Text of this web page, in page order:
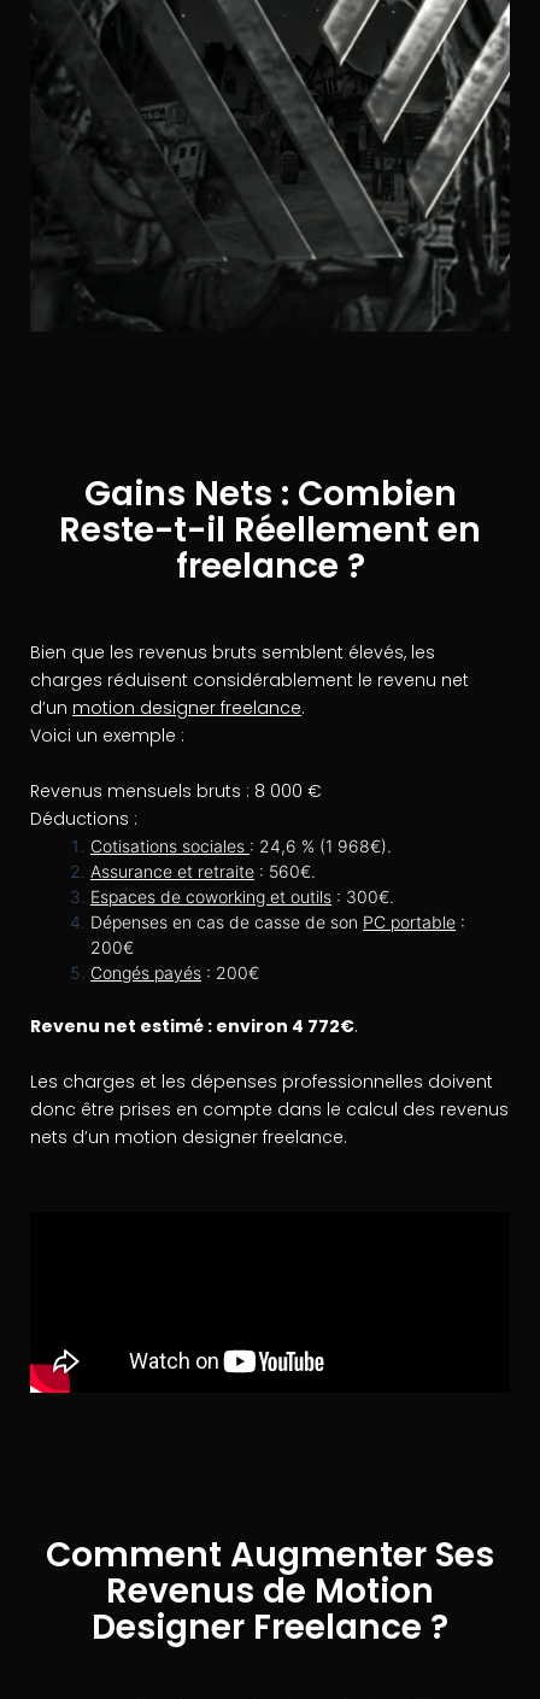
Gains Nets : Combien
Reste-t-il Réellement en
freelance ?
Bien que les revenus bruts semblent élevés, les
charges réduisent considérablement le revenu net
d’un motion designer freelance.
Voici un exemple :
Revenus mensuels bruts : 8 000 €
Déductions :
Cotisations sociales : 24,6 % (1 968€).
Assurance et retraite : 560€.
Espaces de coworking et outils : 300€.
Dépenses en cas de casse de son PC portable :
200€
Congés payés : 200€
Revenu net estimé : environ 4 772€.
Les charges et les dépenses professionnelles doivent
donc être prises en compte dans le calcul des revenus
nets d’un motion designer freelance.
Comment Augmenter Ses
Revenus de Motion
Designer Freelance ?